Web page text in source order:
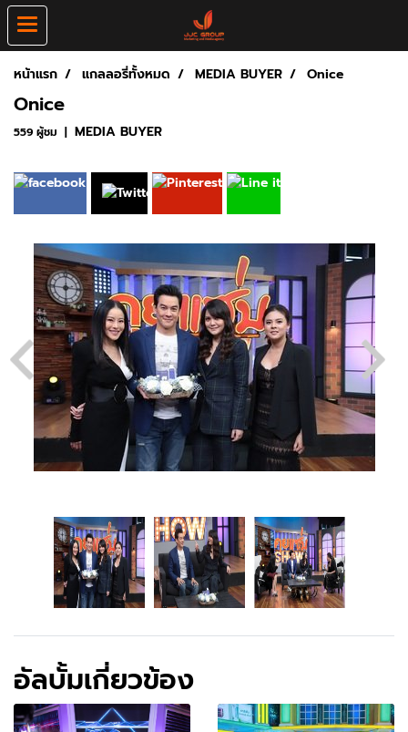
หน้าแรก แกลลอรี่ทั้งหมด MEDIA BUYER Onice
Onice
559 ผู้ชม | MEDIA BUYER
อัลบั้มเกี่ยวข้อง